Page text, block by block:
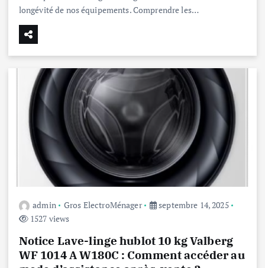
longévité de nos équipements. Comprendre les…
admin Gros ElectroMénager
septembre 14, 2025
1527 views
Notice Lave-linge hublot 10 kg Valberg
WF 1014 A W180C : Comment accéder au